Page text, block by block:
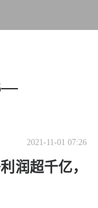
2021-11-01 07:26
润超千亿，